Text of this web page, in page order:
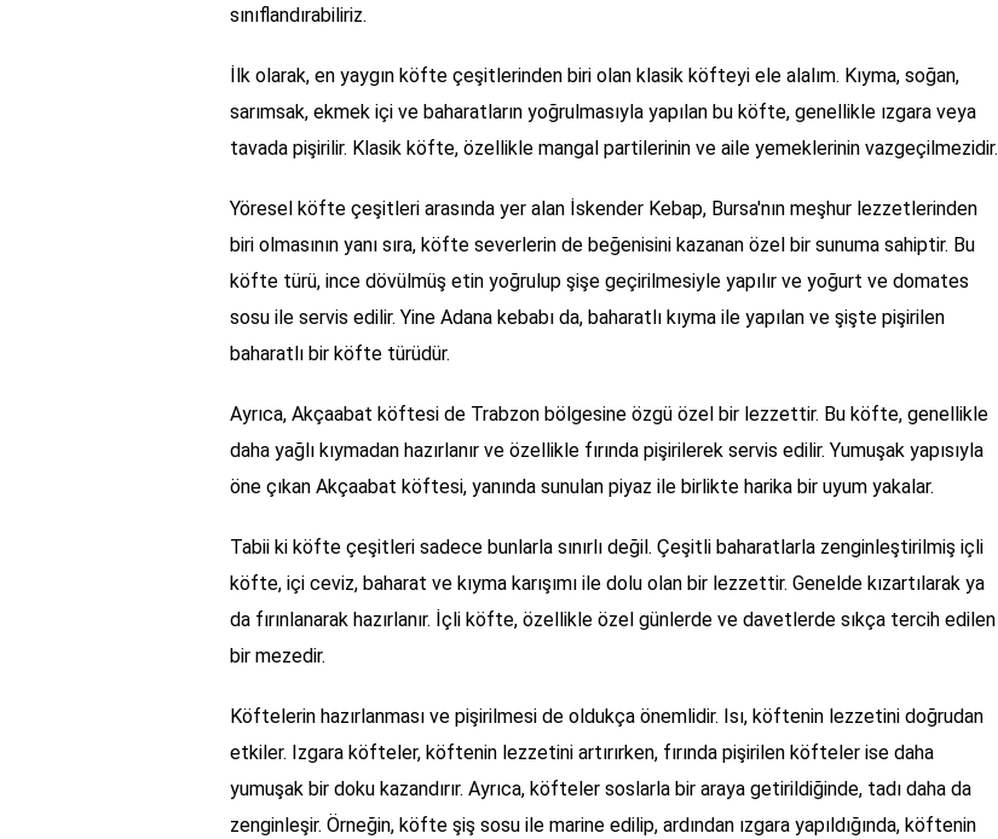
sınıflandırabiliriz.
İlk olarak, en yaygın köfte çeşitlerinden biri olan klasik köfteyi ele alalım. Kıyma, soğan,
sarımsak, ekmek içi ve baharatların yoğrulmasıyla yapılan bu köfte, genellikle ızgara veya
tavada pişirilir. Klasik köfte, özellikle mangal partilerinin ve aile yemeklerinin vazgeçilmezidir.
Yöresel köfte çeşitleri arasında yer alan İskender Kebap, Bursa'nın meşhur lezzetlerinden
biri olmasının yanı sıra, köfte severlerin de beğenisini kazanan özel bir sunuma sahiptir. Bu
köfte türü, ince dövülmüş etin yoğrulup şişe geçirilmesiyle yapılır ve yoğurt ve domates
sosu ile servis edilir. Yine Adana kebabı da, baharatlı kıyma ile yapılan ve şişte pişirilen
baharatlı bir köfte türüdür.
Ayrıca, Akçaabat köftesi de Trabzon bölgesine özgü özel bir lezzettir. Bu köfte, genellikle
daha yağlı kıymadan hazırlanır ve özellikle fırında pişirilerek servis edilir. Yumuşak yapısıyla
öne çıkan Akçaabat köftesi, yanında sunulan piyaz ile birlikte harika bir uyum yakalar.
Tabii ki köfte çeşitleri sadece bunlarla sınırlı değil. Çeşitli baharatlarla zenginleştirilmiş içli
köfte, içi ceviz, baharat ve kıyma karışımı ile dolu olan bir lezzettir. Genelde kızartılarak ya
da fırınlanarak hazırlanır. İçli köfte, özellikle özel günlerde ve davetlerde sıkça tercih edilen
bir mezedir.
Köftelerin hazırlanması ve pişirilmesi de oldukça önemlidir. Isı, köftenin lezzetini doğrudan
etkiler. Izgara köfteler, köftenin lezzetini artırırken, fırında pişirilen köfteler ise daha
yumuşak bir doku kazandırır. Ayrıca, köfteler soslarla bir araya getirildiğinde, tadı daha da
zenginleşir. Örneğin, köfte şiş sosu ile marine edilip, ardından ızgara yapıldığında, köftenin